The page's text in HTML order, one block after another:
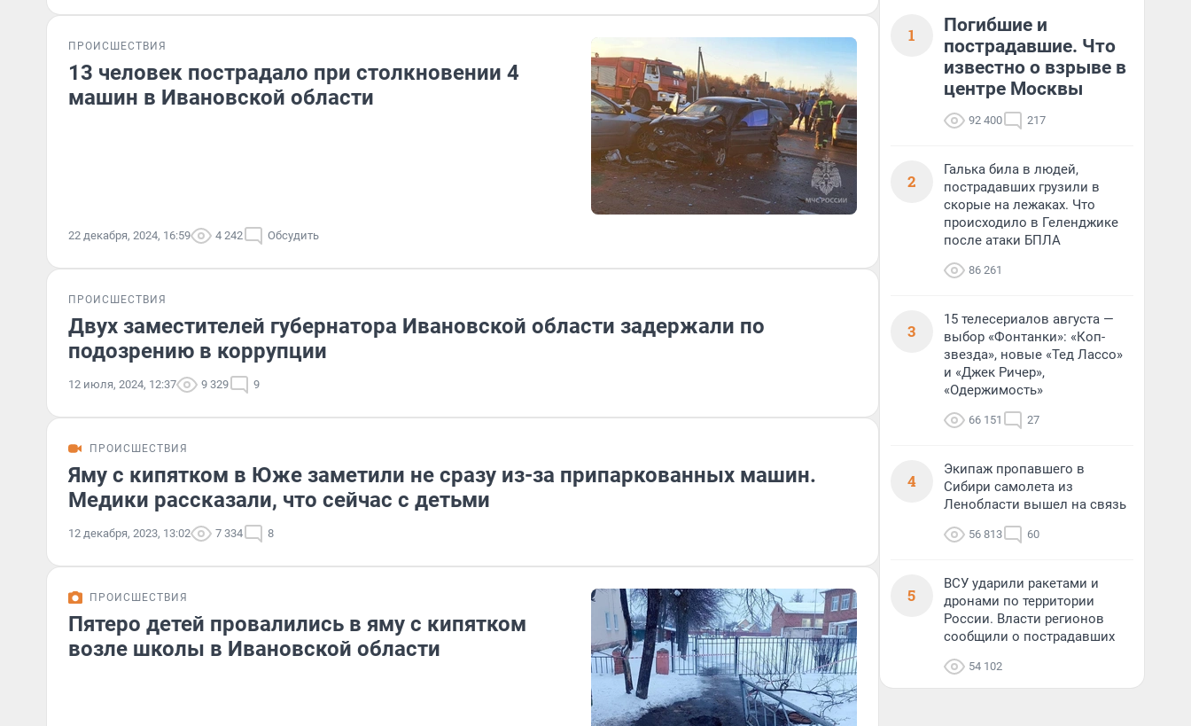
ПРОИСШЕСТВИЯ
13 человек пострадало при столкновении 4
машин в Ивановской области
22 декабря, 2024, 16:59 4 242 Обсудить
ПРОИСШЕСТВИЯ
Двух заместителей губернатора Ивановской области задержали по
подозрению в коррупции
12 июля, 2024, 12:37 9 329 9
ПРОИСШЕСТВИЯ
Яму с кипятком в Юже заметили не сразу из-за припаркованных машин.
Медики рассказали, что сейчас с детьми
12 декабря, 2023, 13:02 7 334 8
ПРОИСШЕСТВИЯ
Пятеро детей провалились в яму с кипятком
возле школы в Ивановской области
1
Погибшие и
пострадавшие. Что
известно о взрыве в
центре Москвы
92 400 217
2
Галька била в людей,
пострадавших грузили в
скорые на лежаках. Что
происходило в Геленджике
после атаки БПЛА
86 261
3
15 телесериалов августа —
выбор «Фонтанки»: «Коп-
звезда», новые «Тед Лассо»
и «Джек Ричер»,
«Одержимость»
66 151 27
4
Экипаж пропавшего в
Сибири самолета из
Ленобласти вышел на связь
56 813 60
5
ВСУ ударили ракетами и
дронами по территории
России. Власти регионов
сообщили о пострадавших
54 102